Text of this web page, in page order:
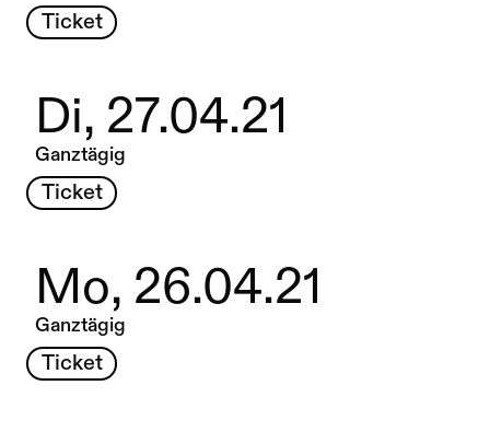
Ticket
Di, 27.04.21
Ganztägig
Ticket
Mo, 26.04.21
Ganztägig
Ticket